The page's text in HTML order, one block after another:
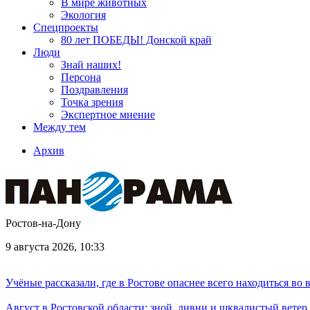
В мире животных
Экология
Спецпроекты
80 лет ПОБЕДЫ! Донской край
Люди
Знай наших!
Персона
Поздравления
Точка зрения
Экспертное мнение
Между тем
Архив
Ростов-на-Дону
9 августа 2026, 10:33
Учёные рассказали, где в Ростове опаснее всего находиться во
Август в Ростовской области: зной, ливни и шквалистый ветер